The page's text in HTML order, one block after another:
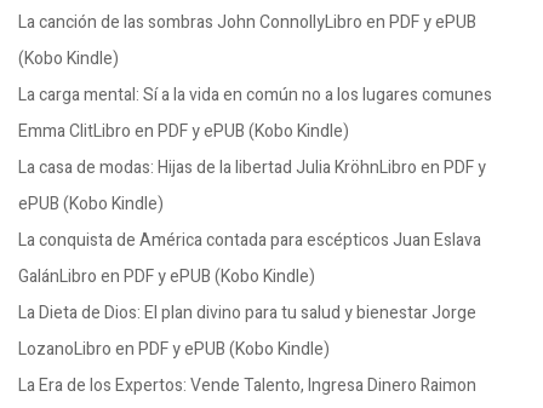
La canción de las sombras John ConnollyLibro en PDF y ePUB
(Kobo Kindle)
La carga mental: Sí a la vida en común no a los lugares comunes
Emma ClitLibro en PDF y ePUB (Kobo Kindle)
La casa de modas: Hijas de la libertad Julia KröhnLibro en PDF y
ePUB (Kobo Kindle)
La conquista de América contada para escépticos Juan Eslava
GalánLibro en PDF y ePUB (Kobo Kindle)
La Dieta de Dios: El plan divino para tu salud y bienestar Jorge
LozanoLibro en PDF y ePUB (Kobo Kindle)
La Era de los Expertos: Vende Talento, Ingresa Dinero Raimon